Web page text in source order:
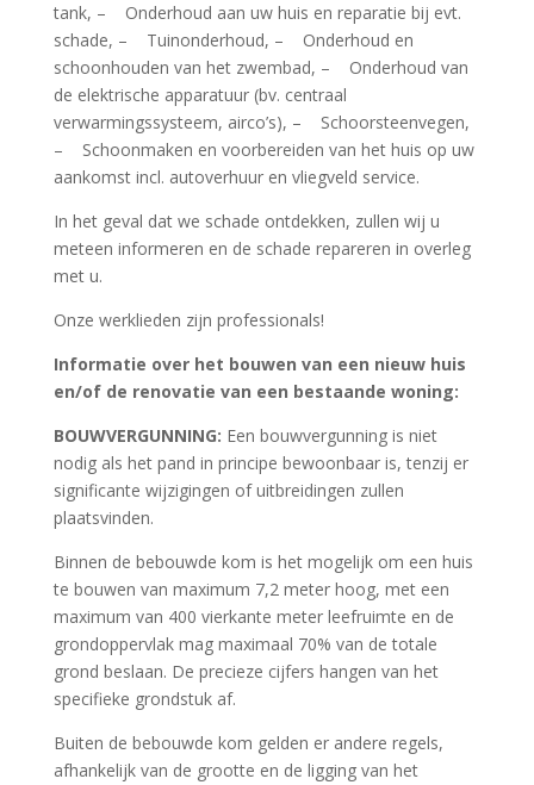
tank, – Onderhoud aan uw huis en reparatie bij evt.
schade, – Tuinonderhoud, – Onderhoud en
schoonhouden van het zwembad, – Onderhoud van
de elektrische apparatuur (bv. centraal
verwarmingssysteem, airco’s), – Schoorsteenvegen,
– Schoonmaken en voorbereiden van het huis op uw
aankomst incl. autoverhuur en vliegveld service.
In het geval dat we schade ontdekken, zullen wij u
meteen informeren en de schade repareren in overleg
met u.
Onze werklieden zijn professionals!
Informatie over het bouwen van een nieuw huis
en/of de renovatie van een bestaande woning:
BOUWVERGUNNING: Een bouwvergunning is niet
nodig als het pand in principe bewoonbaar is, tenzij er
significante wijzigingen of uitbreidingen zullen
plaatsvinden.
Binnen de bebouwde kom is het mogelijk om een huis
te bouwen van maximum 7,2 meter hoog, met een
maximum van 400 vierkante meter leefruimte en de
grondoppervlak mag maximaal 70% van de totale
grond beslaan. De precieze cijfers hangen van het
specifieke grondstuk af.
Buiten de bebouwde kom gelden er andere regels,
afhankelijk van de grootte en de ligging van het